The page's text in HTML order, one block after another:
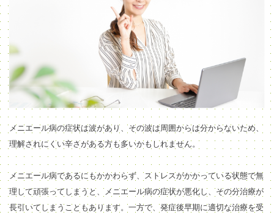
メニエール病の症状は波があり、その波は周囲からは分からないため、
理解されにくい辛さがある方も多いかもしれません。
メニエール病であるにもかかわらず、 ストレスがかかっている状態で無
理して頑張ってしまうと、メニエール病の症状が悪化し、その分治療が
長引いてしまうこともあります。一方で、発症後早期に適切な治療を受